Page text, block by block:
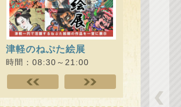
津軽のねぷた絵展
時間：08:30～21:00